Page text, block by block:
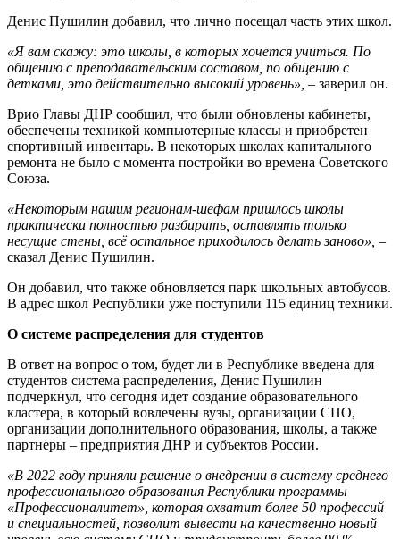
Денис Пушилин добавил, что лично посещал часть этих школ.
«Я вам скажу: это школы, в которых хочется учиться. По
общению с преподавательским составом, по общению с
детками, это действительно высокий уровень», – заверил он.
Врио Главы ДНР сообщил, что были обновлены кабинеты,
обеспечены техникой компьютерные классы и приобретен
спортивный инвентарь. В некоторых школах капитального
ремонта не было с момента постройки во времена Советского
Союза.
«Некоторым нашим регионам-шефам пришлось школы
практически полностью разбирать, оставлять только
несущие стены, всё остальное приходилось делать заново», –
сказал Денис Пушилин.
Он добавил, что также обновляется парк школьных автобусов.
В адрес школ Республики уже поступили 115 единиц техники.
О системе распределения для студентов
В ответ на вопрос о том, будет ли в Республике введена для
студентов система распределения, Денис Пушилин
подчеркнул, что сегодня идет создание образовательного
кластера, в который вовлечены вузы, организации СПО,
организации дополнительного образования, школы, а также
партнеры – предприятия ДНР и субъектов России.
«В 2022 году приняли решение о внедрении в систему среднего
профессионального образования Республики программы
«Профессионалитет», которая охватит более 50 профессий
и специальностей, позволит вывести на качественно новый